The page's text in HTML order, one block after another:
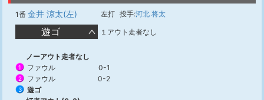
1番 金井 涼太(左) 左打 投手:河北 将太
遊ゴ １アウト走者なし
ノーアウト走者なし
1 ファウル 0-1
2 ファウル 0-2
3
遊ゴ